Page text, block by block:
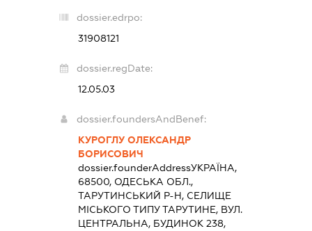
dossier.edrpo:
31908121
dossier.regDate:
12.05.03
dossier.foundersAndBenef:
КУРОГЛУ ОЛЕКСАНДР
БОРИСОВИЧ
dossier.founderAddressУКРАЇНА,
68500, ОДЕСЬКА ОБЛ.,
ТАРУТИНСЬКИЙ Р-Н, СЕЛИЩЕ
МІСЬКОГО ТИПУ ТАРУТИНЕ, ВУЛ.
ЦЕНТРАЛЬНА, БУДИНОК 238,